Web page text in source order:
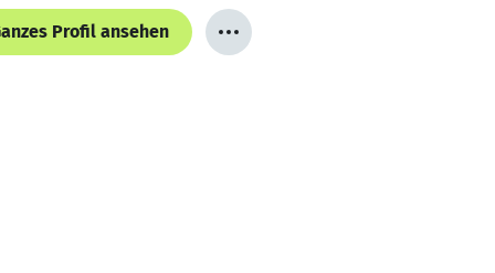
Profil ansehen